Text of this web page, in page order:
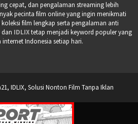
cepat, dan pengalaman streaming lebih
pecinta film online yang ingin menikmati
film lengkap serta pengalaman anti
IDLIXtetap menjadi keyword populer yang
Indonesia setiap hari.
IDLIX, Solusi Nonton Film Tanpa Iklan